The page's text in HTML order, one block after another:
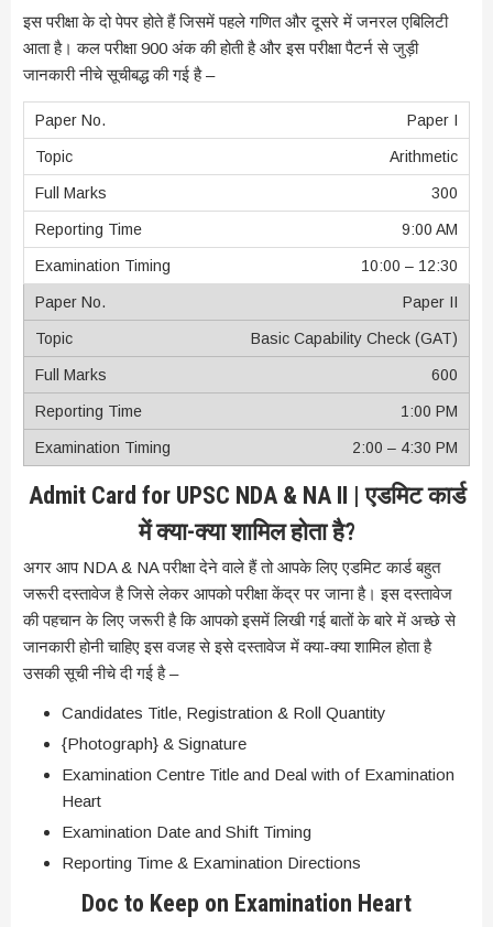
इस परीक्षा के दो पेपर होते हैं जिसमें पहले गणित और दूसरे में जनरल एबिलिटी
आता है। कल परीक्षा 900 अंक की होती है और इस परीक्षा पैटर्न से जुड़ी
जानकारी नीचे सूचीबद्ध की गई है –
Paper I
Arithmetic
300
9:00 AM
10:00 – 12:30
Paper II
Basic Capability Check (GAT)
600
1:00 PM
2:00 – 4:30 PM
Admit Card for UPSC NDA & NA II | एडमिट कार्ड
में क्या-क्या शामिल होता है?
अगर आप NDA & NA परीक्षा देने वाले हैं तो आपके लिए एडमिट कार्ड बहुत
जरूरी दस्तावेज है जिसे लेकर आपको परीक्षा केंद्र पर जाना है। इस दस्तावेज
की पहचान के लिए जरूरी है कि आपको इसमें लिखी गई बातों के बारे में अच्छे से
जानकारी होनी चाहिए इस वजह से इसे दस्तावेज में क्या-क्या शामिल होता है
उसकी सूची नीचे दी गई है –
Candidates Title, Registration & Roll Quantity
{Photograph} & Signature
Examination Centre Title and Deal with of Examination
Heart
Examination Date and Shift Timing
Reporting Time & Examination Directions
Doc to Keep on Examination Heart